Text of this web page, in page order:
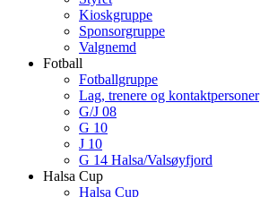
Kioskgruppe
Sponsorgruppe
Valgnemd
Fotball
Fotballgruppe
Lag, trenere og kontaktpersoner
G/J 08
G 10
J 10
G 14 Halsa/Valsøyfjord
Halsa Cup
Halsa Cup